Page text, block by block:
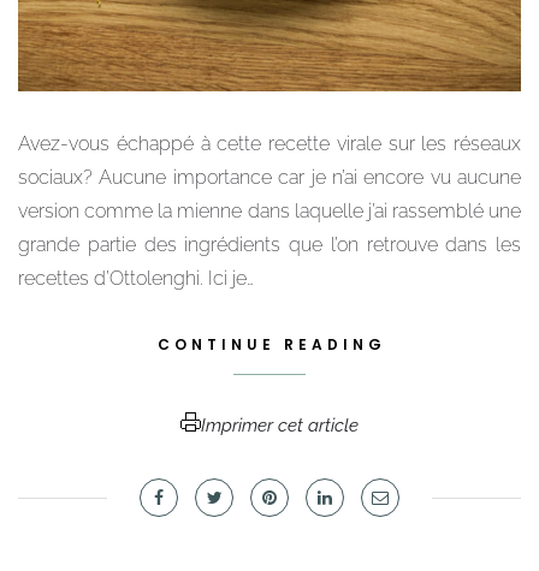
Avez-vous échappé à cette recette virale sur les réseaux
sociaux? Aucune importance car je n’ai encore vu aucune
version comme la mienne dans laquelle j’ai rassemblé une
grande partie des ingrédients que l’on retrouve dans les
recettes d’Ottolenghi. Ici je…
CONTINUE READING
Imprimer cet article